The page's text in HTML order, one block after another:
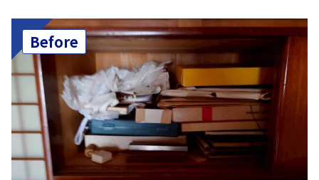
Before